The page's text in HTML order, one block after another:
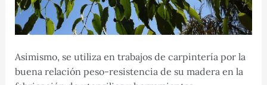
Asimismo, se utiliza en trabajos de carpintería por la
buena relación peso-resistencia de su madera en la